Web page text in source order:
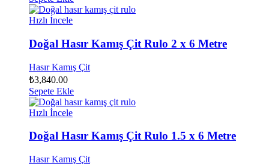
Hızlı İncele
Doğal Hasır Kamış Çit Rulo 2 x 6 Metre
Hasır Kamış Çit
₺3,840.00
Sepete Ekle
Hızlı İncele
Doğal Hasır Kamış Çit Rulo 1.5 x 6 Metre
Hasır Kamış Çit